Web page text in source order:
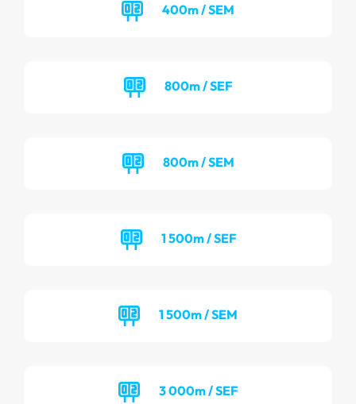
400m / SEM
800m / SEF
800m / SEM
1 500m / SEF
1 500m / SEM
3 000m / SEF